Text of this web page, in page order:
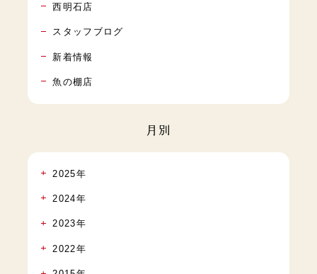
西明石店
スタッフブログ
新着情報
魚の棚店
月別
2025年
2024年
2023年
2022年